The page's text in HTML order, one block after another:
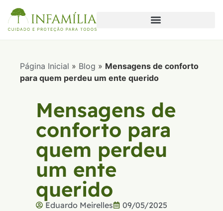
Página Inicial » Blog » Mensagens de conforto
para quem perdeu um ente querido
Mensagens de
conforto para
quem perdeu
um ente
querido
Eduardo Meirelles
09/05/2025